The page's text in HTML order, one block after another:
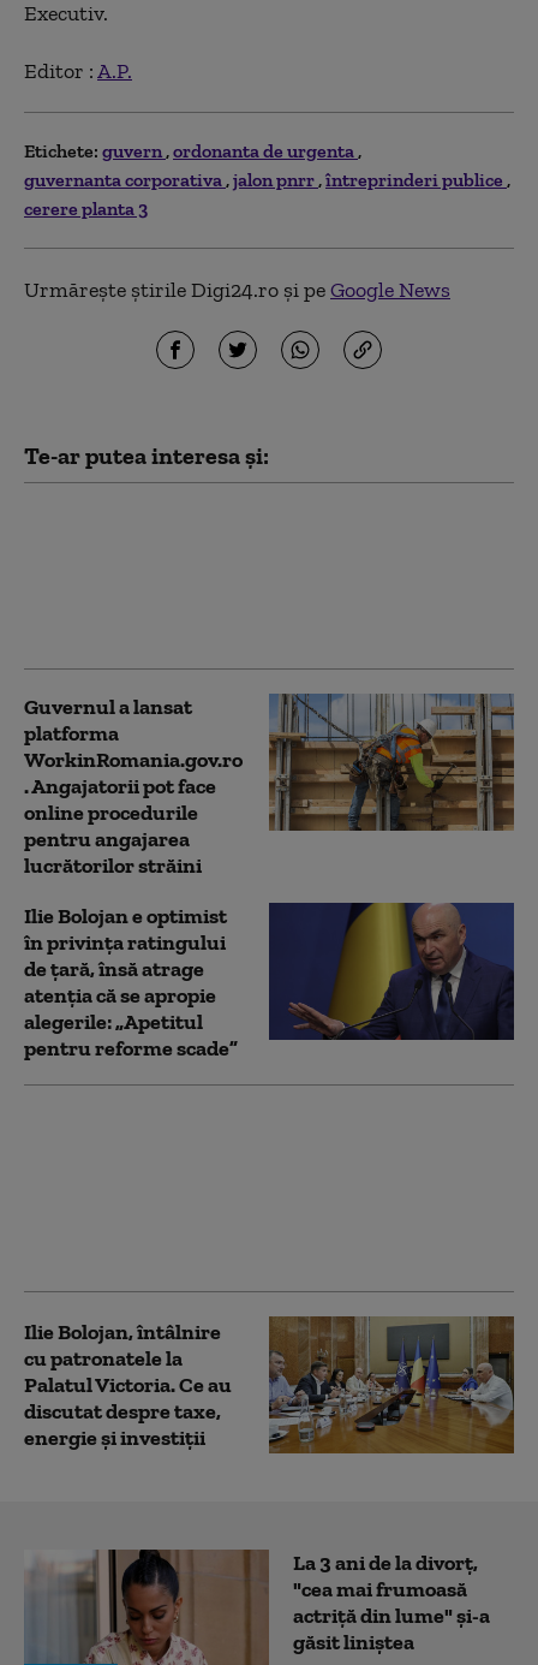
Executiv.
Editor :A.P.
Etichete: guvern ordonanta de urgenta
guvernanta corporativa jalon pnrr întreprinderi publice
cerere planta 3
Urmărește știrile Digi24.ro și peGoogle News
Te-ar putea interesa și:
Guvernul a lansat
platforma
WorkinRomania.gov.ro
. Angajatorii pot face
online procedurile
pentru angajarea
lucrătorilor străini
Ilie Bolojan e optimist
în privința ratingului
de țară, însă atrage
atenția că se apropie
alegerile: „Apetitul
pentru reforme scade”
Ilie Bolojan, întâlnire
cu patronatele la
Palatul Victoria. Ce au
discutat despre taxe,
energie și investiții
La 3 ani de la divorț,
"cea mai frumoasă
actriță din lume" și-a
găsit liniștea